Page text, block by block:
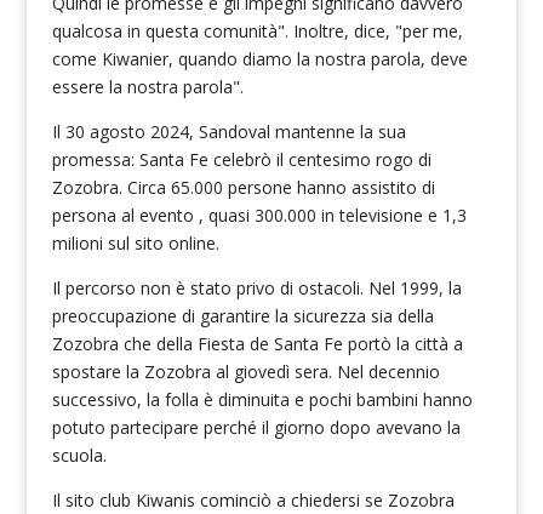
qualcosa in questa comunità". Inoltre, dice, "per me,
come Kiwanier, quando diamo la nostra parola, deve
essere la nostra parola".
Il 30 agosto 2024, Sandoval mantenne la sua
promessa: Santa Fe celebrò il centesimo rogo di
Zozobra. Circa 65.000 persone hanno assistito di
persona al evento , quasi 300.000 in televisione e 1,3
milioni sul sito online.
Il percorso non è stato privo di ostacoli. Nel 1999, la
preoccupazione di garantire la sicurezza sia della
Zozobra che della Fiesta de Santa Fe portò la città a
spostare la Zozobra al giovedì sera. Nel decennio
successivo, la folla è diminuita e pochi bambini hanno
potuto partecipare perché il giorno dopo avevano la
scuola.
Il sito club Kiwanis cominciò a chiedersi se Zozobra